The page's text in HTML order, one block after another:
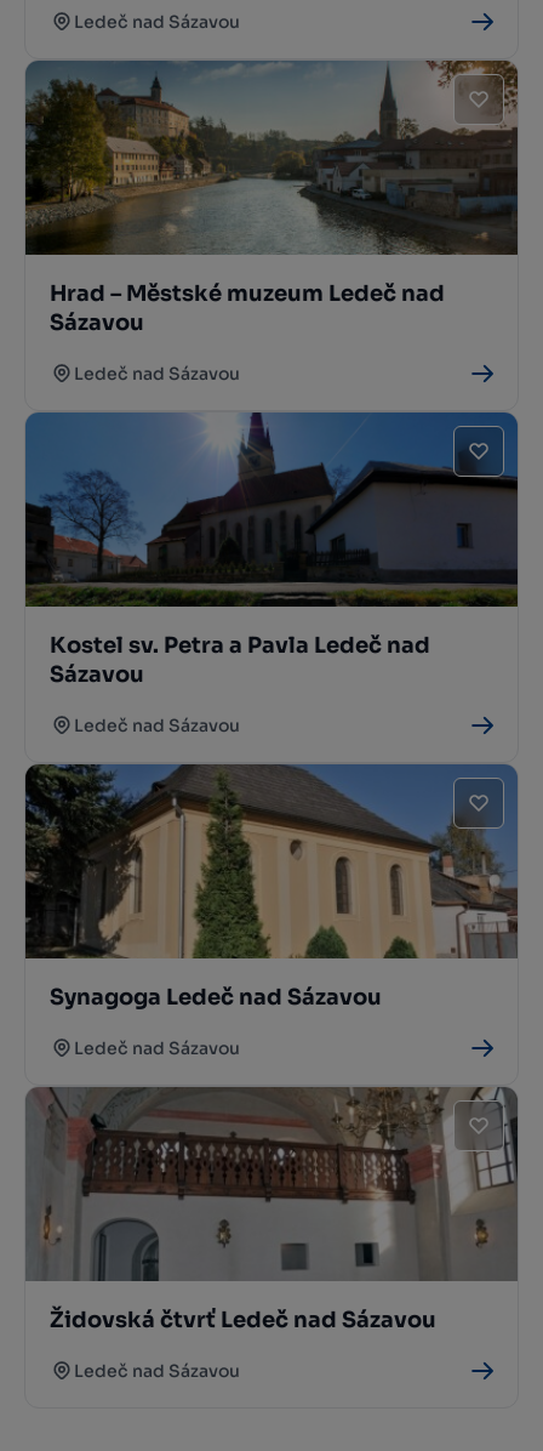
Ledeč nad Sázavou
Hrad – Městské muzeum Ledeč nad
Sázavou
Ledeč nad Sázavou
Kostel sv. Petra a Pavla Ledeč nad
Sázavou
Ledeč nad Sázavou
Synagoga Ledeč nad Sázavou
Ledeč nad Sázavou
Židovská čtvrť Ledeč nad Sázavou
Ledeč nad Sázavou